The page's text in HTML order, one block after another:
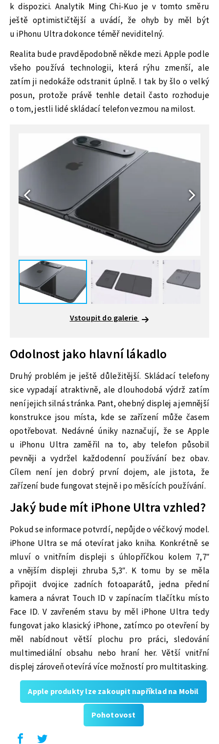
k dispozici. Analytik Ming Chi-Kuo je v tomto směru
ještě optimističtější a uvádí, že ohyb by měl být
u iPhonu Ultra dokonce téměř neviditelný.
Realita bude pravděpodobně někde mezi. Apple podle
všeho používá technologii, která rýhu zmenší, ale
zatím ji nedokáže odstranit úplně. I tak by šlo o velký
posun, protože právě tenhle detail často rozhoduje
o tom, jestli lidé skládací telefon vezmou na milost.
Vstoupit do galerie
Odolnost jako hlavní lákadlo
Druhý problém je ještě důležitější. Skládací telefony
sice vypadají atraktivně, ale dlouhodobá výdrž zatím
není jejich silná stránka. Pant, ohebný displej a jemnější
konstrukce jsou místa, kde se zařízení může časem
opotřebovat. Nedávné úniky naznačují, že se Apple
u iPhonu Ultra zaměřil na to, aby telefon působil
pevněji a vydržel každodenní používání bez obav.
Cílem není jen dobrý první dojem, ale jistota, že
zařízení bude fungovat stejně i po měsících používání.
Jaký bude mít iPhone Ultra vzhled?
Pokud se informace potvrdí, nepůjde o véčkový model.
iPhone Ultra se má otevírat jako kniha. Konkrétně se
mluví o vnitřním displeji s úhlopříčkou kolem 7,7″
a vnějším displeji zhruba 5,3″. K tomu by se měla
připojit dvojice zadních fotoaparátů, jedna přední
kamera a návrat Touch ID v zapínacím tlačítku místo
Face ID. V zavřeném stavu by měl iPhone Ultra tedy
fungovat jako klasický iPhone, zatímco po otevření by
měl nabídnout větší plochu pro práci, sledování
multimediální obsahu nebo hraní her. Větší vnitřní
displej zároveň otevírá více možností pro multitasking.
Apple produkty lze zakoupit například na Mobil
Pohotovost